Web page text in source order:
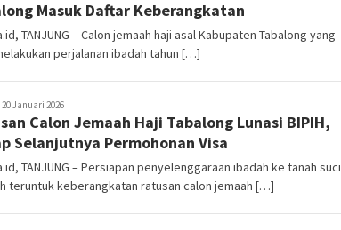
Masuk Daftar Keberangkatan
TANJUNG – Calon jemaah haji asal Kabupaten Tabalong yang
perjalanan ibadah tahun […]
sekata.id
20 Januari 2026
Calon Jemaah Haji Tabalong Lunasi BIPIH,
Selanjutnya Permohonan Visa
TANJUNG – Persiapan penyelenggaraan ibadah ke tanah suci
teruntuk keberangkatan ratusan calon jemaah […]